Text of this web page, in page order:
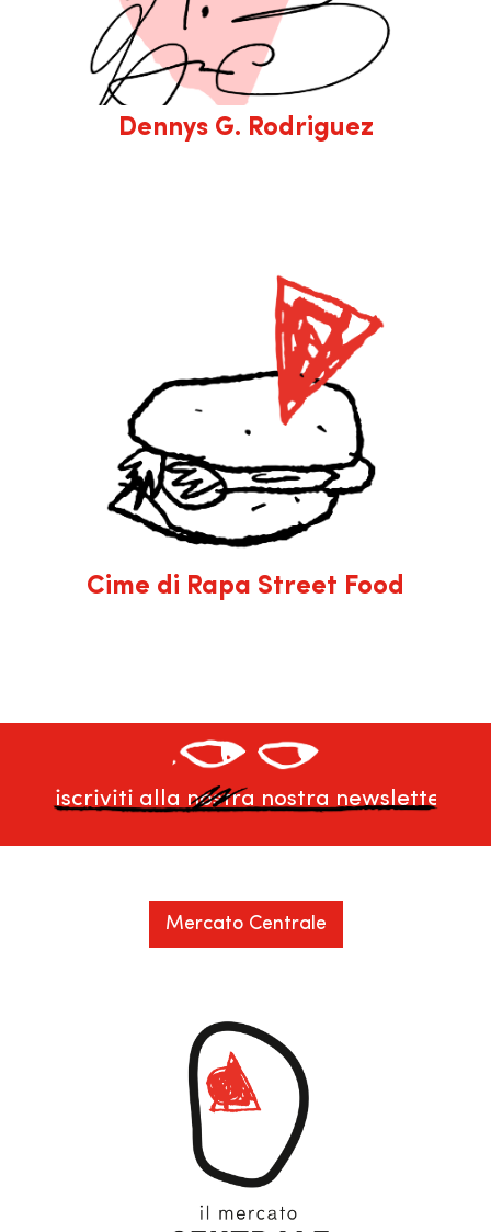
Dennys G. Rodriguez
Cime di Rapa Street Food
Mercato Centrale